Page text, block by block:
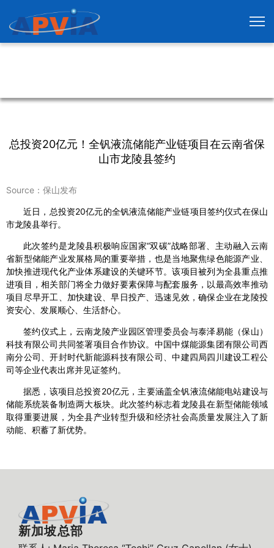
总投资20亿元！全钒液流储能产业链项目在云南省保
山市龙陵县签约
Source：保山发布
近日，总投资20亿元的全钒液流储能产业链项目签约仪式在保山
市龙陵县举行。
此次签约是龙陵县积极响应国家“双碳”战略部署、主动融入云南
省新型储能产业发展格局的重要举措，也是当地聚焦绿色能源产业、
加快推进现代化产业体系建设的关键环节。该项目被列为全县重点推
进项目，相关部门将全力做好要素保障与配套服务，以最高效率推动
项目尽早开工、加快建设、早日投产、迅速见效，确保企业在龙陵投
资安心、发展顺心、生活舒心。
签约仪式上，云南龙陵产业园区管理委员会与泰泽易能（保山）
科技有限公司共同签署项目合作协议。中国中煤能源集团有限公司西
南分公司、开封时代新能源科技有限公司、中建四局四川建设工程公
司等企业代表出席并见证签约。
据悉，该项目总投资20亿元，主要涵盖全钒液流储能电站建设与
储能系统装备制造两大板块。此次签约标志着龙陵县在新型储能领域
取得重要进展，为全县产业转型升级和经济社会高质量发展注入了新
动能、积蓄了新优势。
新加坡总部